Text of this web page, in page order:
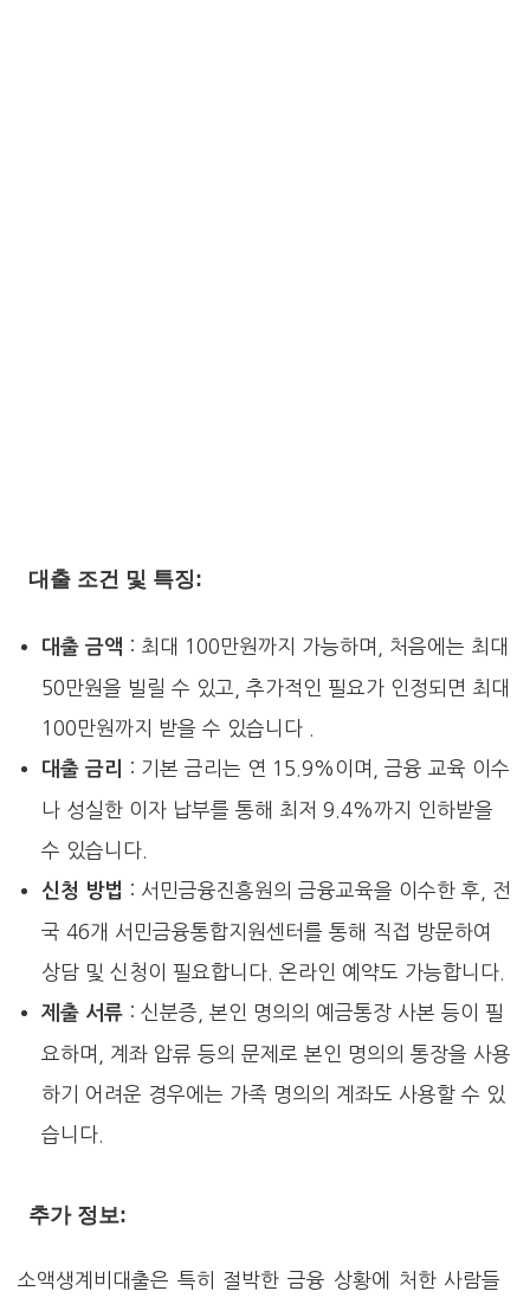
대출 조건 및 특징:
대출 금액 : 최대 100만원까지 가능하며, 처음에는 최대
50만원을 빌릴 수 있고, 추가적인 필요가 인정되면 최대
100만원까지 받을 수 있습니다​ .
대출 금리 : 기본 금리는 연 15.9%이며, 금융 교육 이수
나 성실한 이자 납부를 통해 최저 9.4%까지 인하받을
수 있습니다.
신청 방법 : 서민금융진흥원의 금융교육을 이수한 후, 전
국 46개 서민금융통합지원센터를 통해 직접 방문하여
상담 및 신청이 필요합니다. 온라인 예약도 가능합니다.
제출 서류 : 신분증, 본인 명의의 예금통장 사본 등이 필
요하며, 계좌 압류 등의 문제로 본인 명의의 통장을 사용
하기 어려운 경우에는 가족 명의의 계좌도 사용할 수 있
습니다​.
추가 정보:
소액생계비대출은 특히 절박한 금융 상황에 처한 사람들